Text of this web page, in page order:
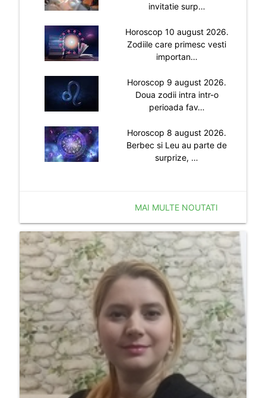
invitatie surp…
Horoscop 10 august 2026.
Zodiile care primesc vesti
importan…
Horoscop 9 august 2026.
Doua zodii intra intr-o
perioada fav…
Horoscop 8 august 2026.
Berbec si Leu au parte de
surprize, …
MAI MULTE NOUTATI